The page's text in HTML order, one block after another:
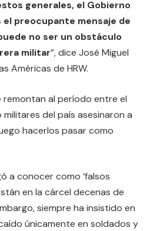
generales, el Gobierno
preocupante mensaje de
no ser un obstáculo
militar”, dice José Miguel
Américas de HRW.
remontan al período entre el
del país asesinaron a
hacerlos pasar como
a conocer como ‘falsos
en la cárcel decenas de
siempre ha insistido en
únicamente en soldados y